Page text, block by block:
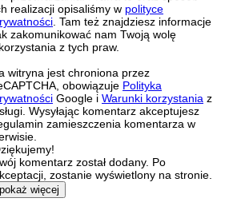
realizacji opisaliśmy w polityce
. Tam też znajdziesz informacje
zakomunikować nam Twoją wolę
z tych praw.
witryna jest chroniona przez
obowiązuje Polityka
Google i Warunki korzystania z
Wysyłając komentarz akceptujesz
zamieszczenia komentarza w
komentarz został dodany. Po
zostanie wyświetlony na stronie.
pokaż więcej